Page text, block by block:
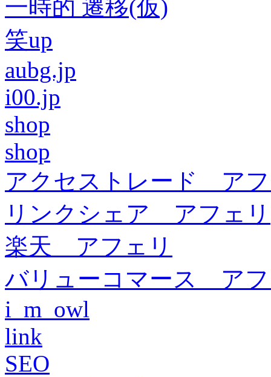
一時的 遷移(仮)
笑up
aubg.jp
i00.jp
shop
shop
アクセストレード ア
リンクシェア アフェリ
楽天 アフェリ
バリューコマース ア
i_m_owl
link
SEO